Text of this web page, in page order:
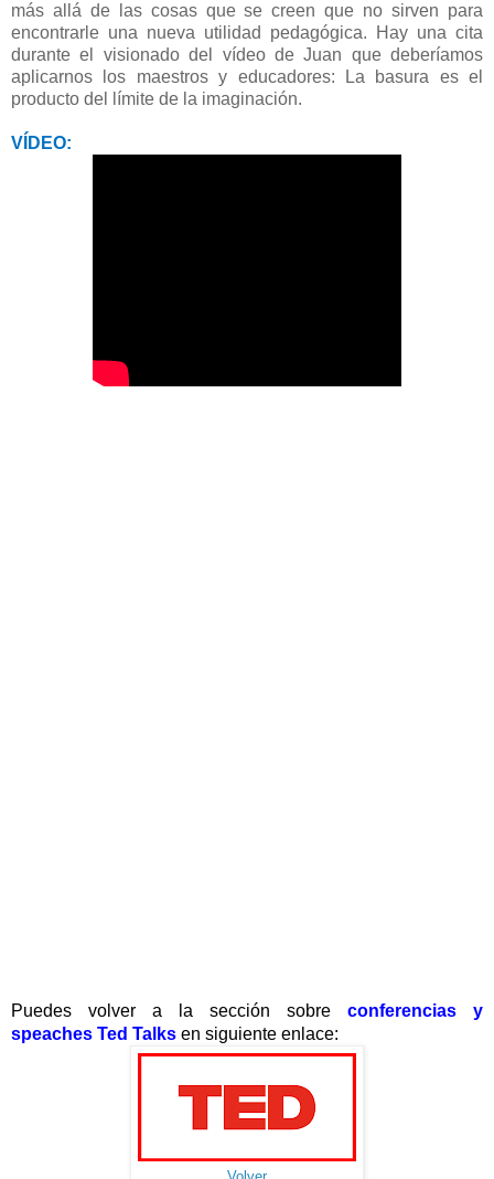
más allá de las cosas que se creen que no sirven para
encontrarle una nueva utilidad pedagógica. Hay una cita
durante el visionado del vídeo de Juan que deberíamos
aplicarnos los maestros y educadores: La basura es el
producto del límite de la imaginación.
VÍDEO:
Puedes volver a la sección sobre conferencias y
speaches Ted Talks en siguiente enlace: